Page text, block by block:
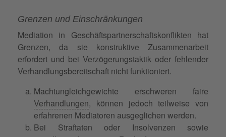
Grenzen und Einschränkungen
Mediation in Geschäftspartnerschaftskonflikten hat
Grenzen, da sie konstruktive Zusammenarbeit
erfordert und bei Verzögerungstaktik oder fehlender
Verhandlungsbereitschaft nicht funktioniert.
Machtungleichgewichte erschweren faire
Verhandlungen, können jedoch teilweise von
erfahrenen Mediatoren ausgeglichen werden.
Bei Straftaten oder Insolvenzen sowie